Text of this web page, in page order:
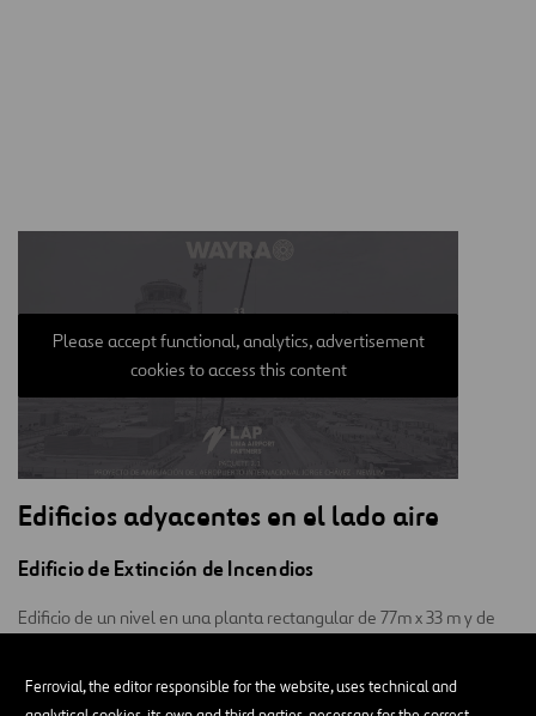
Ferrovial, the editor responsible for the website, uses technical and
Please accept functional, analytics, advertisement
cookies to access this content
Edificios adyacentes en el lado aire
Edificio de Extinción de Incendios
Edificio de un nivel en una planta rectangular de 77m x 33 m y de
bloques: